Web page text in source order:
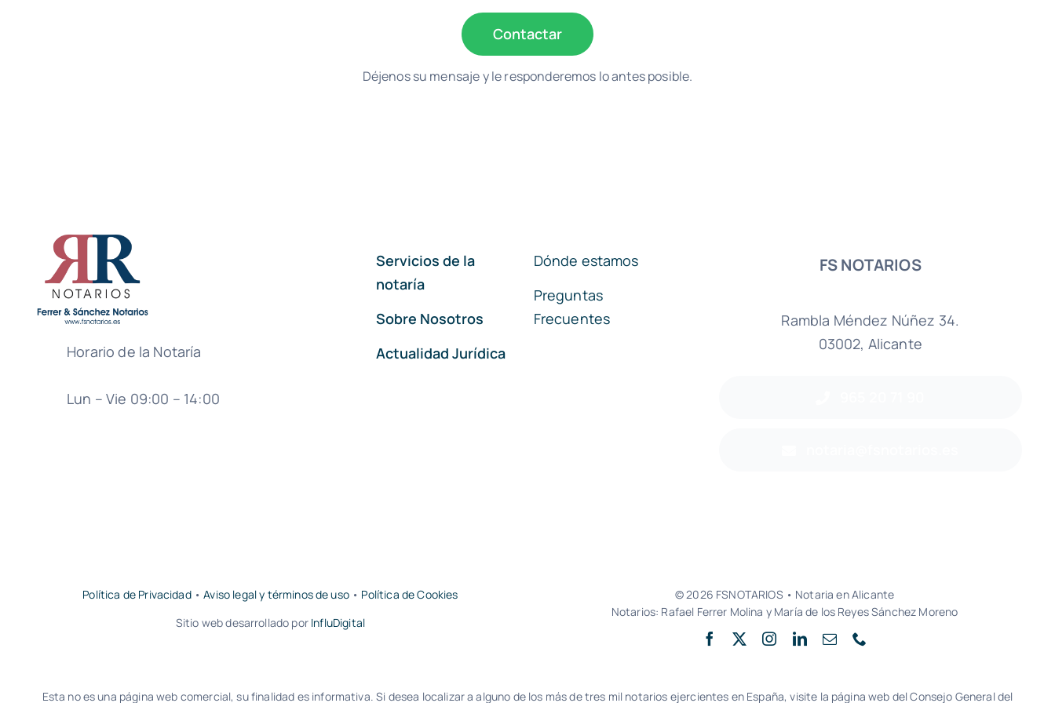
Contactar
Déjenos su mensaje y le responderemos lo antes posible.
Horario de la Notaría
Lun – Vie 09:00 – 14:00
Servicios de la
notaría
Sobre Nosotros
Actualidad Jurídica
Dónde estamos
Preguntas
Frecuentes
FS NOTARIOS
Rambla Méndez Núñez 34.
03002, Alicante
Política de Privacidad•Aviso legal y términos de uso• Política de Cookies
Sitio web desarrollado por InfluDigital
© 2026 FSNOTARIOS • Notaria en Alicante
Notarios: Rafael Ferrer Molina y María de los Reyes Sánchez Moreno
Esta no es una página web comercial, su finalidad es informativa. Si desea localizar a alguno de los más de tres mil notarios ejercientes en España, visite la página web del Consejo General del